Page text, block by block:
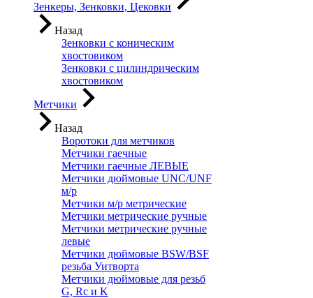
Зенкеры, Зенковки, Цековки
Назад
Зенковки с коническим
хвостовиком
Зенковки с цилиндрическим
хвостовиком
Метчики
Назад
Воротоки для метчиков
Метчики гаечные
Метчики гаечные ЛЕВЫЕ
Метчики дюймовые UNC/UNF
м/р
Метчики м/р метрические
Метчики метрические ручные
Метчики метрические ручные
левые
Метчики дюймовые BSW/BSF
резьба Уитворта
Метчики дюймовые для резьб
G, Rc и K